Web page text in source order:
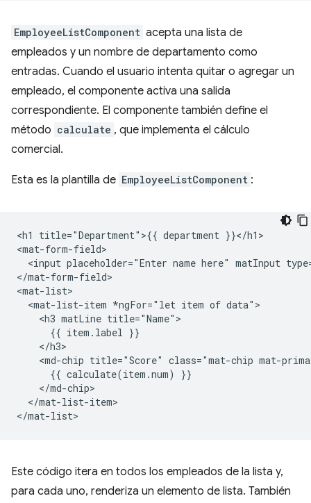
EmployeeListComponent acepta una lista de
empleados y un nombre de departamento como
entradas. Cuando el usuario intenta quitar o agregar un
empleado, el componente activa una salida
correspondiente. El componente también define el
método calculate , que implementa el cálculo
comercial.
Esta es la plantilla de EmployeeListComponent :
<h1 title="Department">{{ department }}</h1>
<mat-form-field>
<input placeholder="Enter name here" matInput
</mat-form-field>
<mat-list>
  <mat-list-item *ngFor="let item of data">
    <h3 matLine title="Name">
      {{ item.label }}
    </h3>
<md-chip title="Score" class="mat-chip mat-
      {{ calculate(item.num) }}
    </md-chip>
  </mat-list-item>
Este código itera en todos los empleados de la lista y,
para cada uno, renderiza un elemento de lista. También